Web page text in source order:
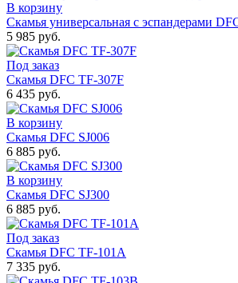
В корзину
Скамья универсальная с эспандерами
5 985 руб.
Под заказ
Скамья DFC TF-307F
6 435 руб.
В корзину
Скамья DFC SJ006
6 885 руб.
В корзину
Скамья DFC SJ300
6 885 руб.
Под заказ
Скамья DFC TF-101A
7 335 руб.